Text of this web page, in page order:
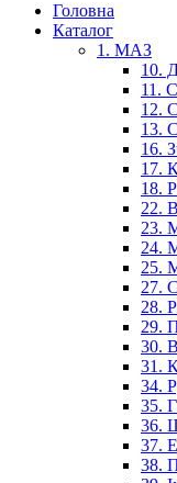
Головна
Каталог
1. МАЗ
10.
11.
12.
13.
16.
17.
18.
22.
23.
24.
25.
27.
28.
29.
30.
31.
34.
35.
36.
37.
38.